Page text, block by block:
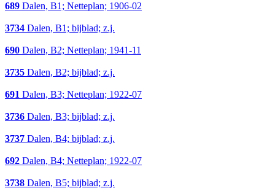
689 Dalen, B1; Netteplan; 1906-02
3734 Dalen, B1; bijblad; z.j.
690 Dalen, B2; Netteplan; 1941-11
3735 Dalen, B2; bijblad; z.j.
691 Dalen, B3; Netteplan; 1922-07
3736 Dalen, B3; bijblad; z.j.
3737 Dalen, B4; bijblad; z.j.
692 Dalen, B4; Netteplan; 1922-07
3738 Dalen, B5; bijblad; z.j.